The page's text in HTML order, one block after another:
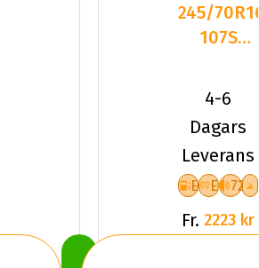
245/70R16
107S
BLIZZAK
DM-V
4-6
Dagars
Leverans
E E 72
Fr. 2223 kr